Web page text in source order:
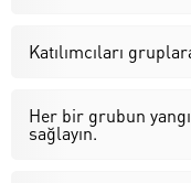
Katılımcıları
Her bir grubun
sağlayın.